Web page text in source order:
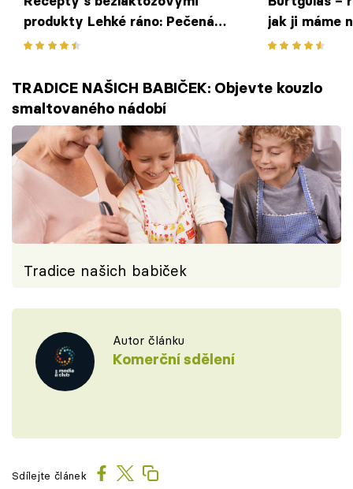
produkty Lehké ráno: Pečená
kachna na majoránce s nádivkou
jak ji máme
TRADICE NAŠICH BABIČEK: Objevte kouzlo
smaltovaného nádobí
Tradice našich babiček
Autor článku
Komerční sdělení
Sdílejte článek